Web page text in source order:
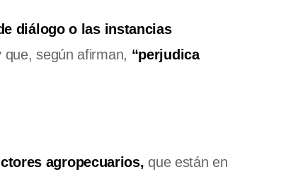
diálogo o las instancias
que, según afirman, “perjudica
agropecuarios, que están en